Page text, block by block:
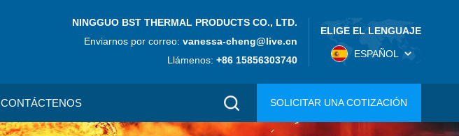
NINGGUO BST THERMAL PRODUCTS CO., LTD.
Enviarnos por correo:vanessa-cheng@live.cn
Llámenos:+86 15856303740
ELIGE EL LENGUAJE
ESPAÑOL
CONTÁCTENOS SOLICITAR UNA COTIZACIÓN